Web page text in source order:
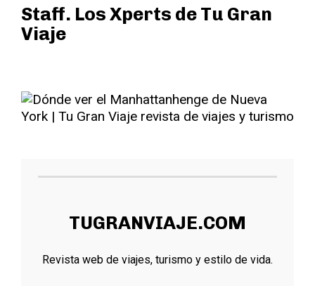
Staff. Los Xperts de Tu Gran
Viaje
TUGRANVIAJE.COM
Revista web de viajes, turismo y estilo de vida.